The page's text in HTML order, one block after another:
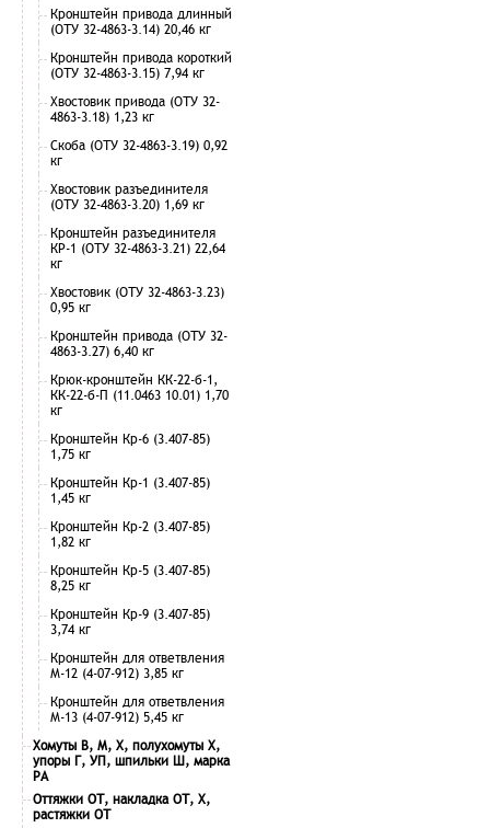
Кронштейн привода длинный
(ОТУ 32-4863-3.14) 20,46 кг
Кронштейн привода короткий
(ОТУ 32-4863-3.15) 7,94 кг
Хвостовик привода (ОТУ 32-
4863-3.18) 1,23 кг
Скоба (ОТУ 32-4863-3.19) 0,92
кг
Хвостовик разъединителя
(ОТУ 32-4863-3.20) 1,69 кг
Кронштейн разъединителя
КР-1 (ОТУ 32-4863-3.21) 22,64
кг
Хвостовик (ОТУ 32-4863-3.23)
0,95 кг
Кронштейн привода (ОТУ 32-
4863-3.27) 6,40 кг
Крюк-кронштейн КК-22-б-1,
КК-22-б-П (11.0463 10.01) 1,70
кг
Кронштейн Кр-6 (3.407-85)
1,75 кг
Кронштейн Кр-1 (3.407-85)
1,45 кг
Кронштейн Кр-2 (3.407-85)
1,82 кг
Кронштейн Кр-5 (3.407-85)
8,25 кг
Кронштейн Кр-9 (3.407-85)
3,74 кг
Кронштейн для ответвления
М-12 (4-07-912) 3,85 кг
Кронштейн для ответвления
М-13 (4-07-912) 5,45 кг
Хомуты В, М, Х, полухомуты Х,
упоры Г, УП, шпильки Ш, марка
РА
Оттяжки ОТ, накладка ОТ, Х,
растяжки ОТ